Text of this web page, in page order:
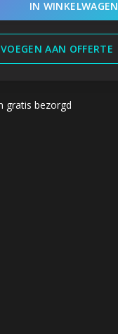
IN WINKELWAGEN
AAN OFFERTE
gratis bezorgd